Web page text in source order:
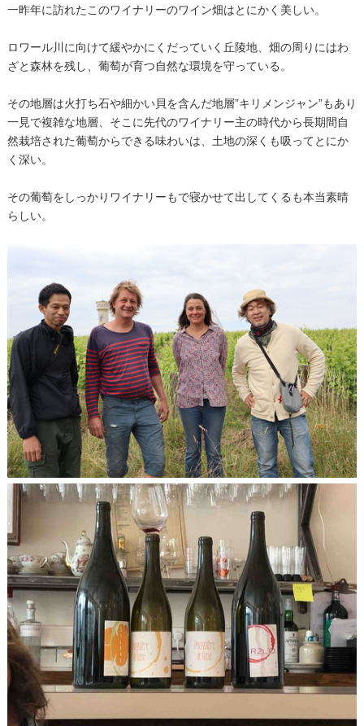
一昨年に訪れたこのワイナリーのワイン畑はとにかく美しい。
ロワール川に向けて緩やかにくだっていく丘陵地、畑の周りにはわ
ざと森林を残し、葡萄が育つ自然な環境を守っている。
その地層は火打ち石や細かい貝を含んだ地層”キリメンジャン”もあり
一見で複雑な地層、そこに先代のワイナリー主の時代から長期間自
然栽培された葡萄からできる味わいは、土地の深くも吸ってとにか
く深い。
その葡萄をしっかりワイナリーもで寝かせて出してくるも本当素晴
らしい。